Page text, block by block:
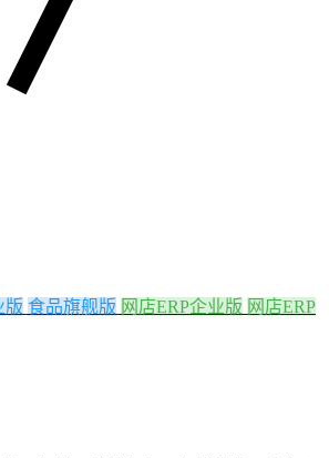
版 食品旗舰版 网店ERP企业版 网店ERP